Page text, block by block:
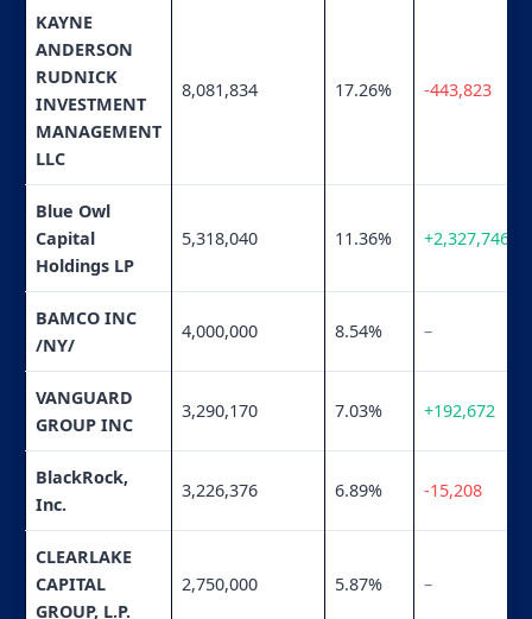
KAYNE
ANDERSON
RUDNICK
INVESTMENT
MANAGEMENT
LLC
8,081,834 17.26% -443,823
Blue Owl
Capital
Holdings LP
5,318,040 11.36% +2,327,746
BAMCO INC
/NY/
4,000,000 8.54% –
VANGUARD
GROUP INC
3,290,170 7.03% +192,672
BlackRock,
Inc.
3,226,376 6.89% -15,208
CLEARLAKE
CAPITAL
GROUP, L.P.
2,750,000 5.87% –